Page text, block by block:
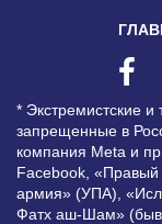
* Экстремистские и
запрещенные в
компания Meta и
Facebook, «Правый
армия» (УПА),
Фатх аш-Шам»